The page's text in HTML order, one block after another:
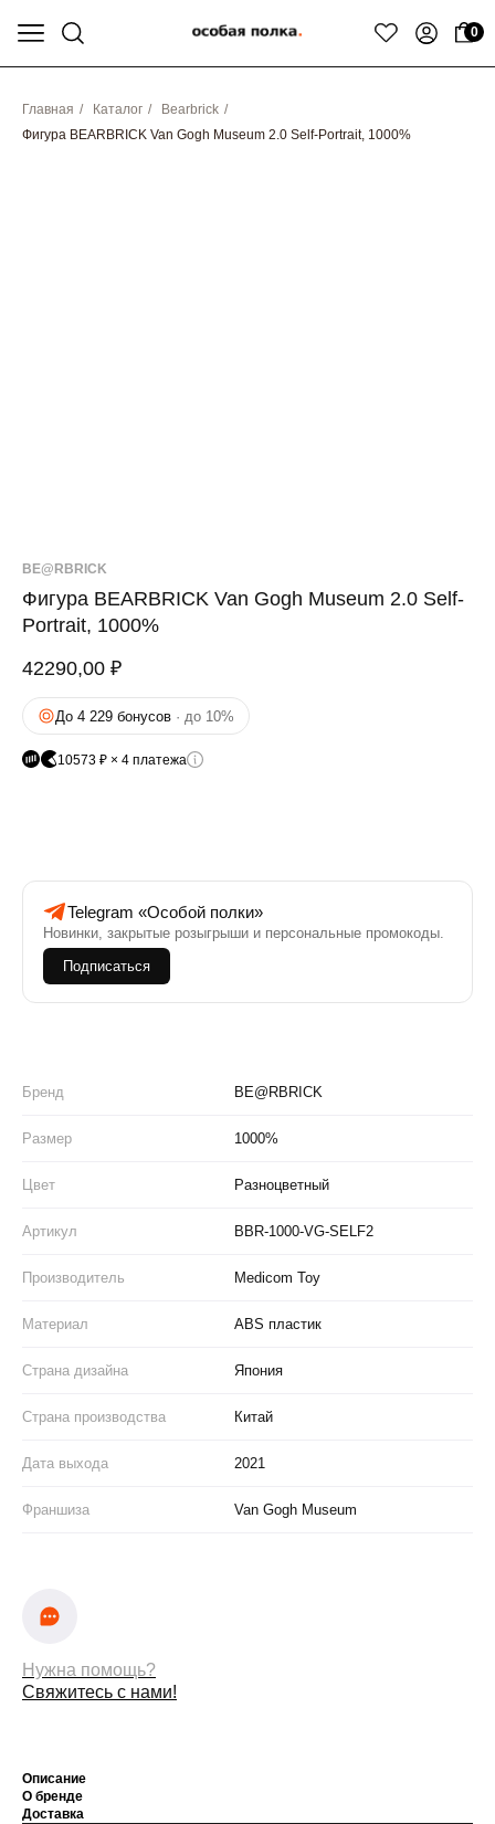
0
Главная / Каталог / Bearbrick /
Фигура BEARBRICK Van Gogh Museum 2.0 Self-Portrait, 1000%
Фигура BEARBRICK Van Gogh Museum 2.0 Self-
Portrait, 1000%
BE@RBRICK
42290,00 ₽
До 4 229 бонусов · до 10%
10573 ₽ × 4 платежа
Telegram «Особой полки»
Новинки, закрытые розыгрыши и персональные промокоды.
Подписаться
Бренд BE@RBRICK
Размер 1000%
Цвет Разноцветный
Артикул BBR-1000-VG-SELF2
Производитель Medicom Toy
Материал ABS пластик
Страна дизайна Япония
Страна производства Китай
Дата выхода 2021
Франшиза Van Gogh Museum
Нужна помощь?
Свяжитесь с нами!
Описание
О бренде
Доставка
Оплата частями
Оплатите сегодня 25% стоимости покупки
картой любого банка, остальное — тремя